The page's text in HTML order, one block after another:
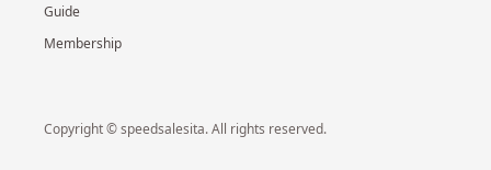
Guide
Membership
Copyright © speedsalesita. All rights reserved.